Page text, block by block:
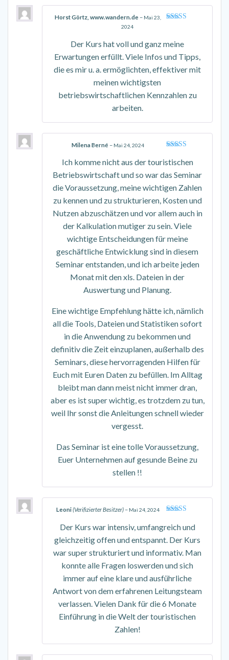
Horst Görtz, www.wandern.de – Mai 23,
2024
Der Kurs hat voll und ganz meine
Erwartungen erfüllt. Viele Infos und Tipps,
die es mir u. a. ermöglichten, effektiver mit
meinen wichtigsten
betriebswirtschaftlichen Kennzahlen zu
arbeiten.
5von 5
Milena Berné – Mai 24, 2024
Ich komme nicht aus der touristischen
Betriebswirtschaft und so war das Seminar
die Voraussetzung, meine wichtigen Zahlen
zu kennen und zu strukturieren, Kosten und
Nutzen abzuschätzen und vor allem auch in
der Kalkulation mutiger zu sein. Viele
wichtige Entscheidungen für meine
geschäftliche Entwicklung sind in diesem
Seminar entstanden, und ich arbeite jeden
Monat mit den xls. Dateien in der
Auswertung und Planung.
Eine wichtige Empfehlung hätte ich, nämlich
all die Tools, Dateien und Statistiken sofort
in die Anwendung zu bekommen und
definitiv die Zeit einzuplanen, außerhalb des
Seminars, diese hervorragenden Hilfen für
Euch mit Euren Daten zu befüllen. Im Alltag
bleibt man dann meist nicht immer dran,
aber es ist super wichtig, es trotzdem zu tun,
weil Ihr sonst die Anleitungen schnell wieder
vergesst.
Das Seminar ist eine tolle Voraussetzung,
Euer Unternehmen auf gesunde Beine zu
stellen !!
5von 5
Leoni(Verifizierter Besitzer) – Mai 24, 2024
Der Kurs war intensiv, umfangreich und
gleichzeitig offen und entspannt. Der Kurs
war super strukturiert und informativ. Man
konnte alle Fragen loswerden und sich
immer auf eine klare und ausführliche
Antwort von dem erfahrenen Leitungsteam
verlassen. Vielen Dank für die 6 Monate
Einführung in die Welt der touristischen
Zahlen!